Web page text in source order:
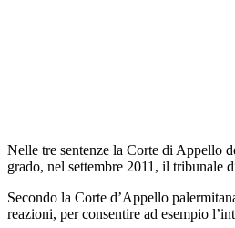
Nelle tre sentenze la Corte di Appello
grado, nel settembre 2011, il tribunale
Secondo la Corte d’Appello
reazioni, per consentire ad esempio